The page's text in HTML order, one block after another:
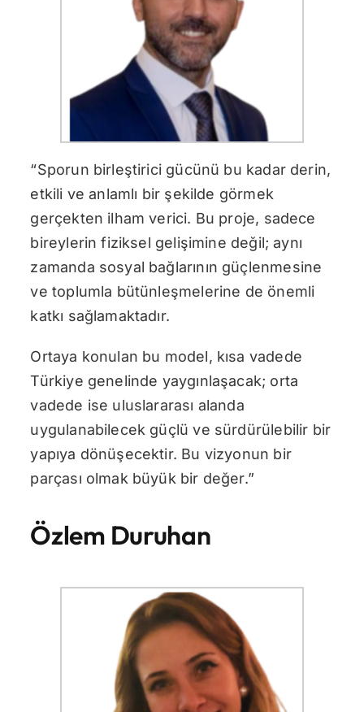
“Sporun birleştirici gücünü bu kadar derin,
etkili ve anlamlı bir şekilde görmek
gerçekten ilham verici. Bu proje, sadece
bireylerin fiziksel gelişimine değil; aynı
zamanda sosyal bağlarının güçlenmesine
ve toplumla bütünleşmelerine de önemli
katkı sağlamaktadır.
Ortaya konulan bu model, kısa vadede
Türkiye genelinde yaygınlaşacak; orta
vadede ise uluslararası alanda
uygulanabilecek güçlü ve sürdürülebilir bir
yapıya dönüşecektir. Bu vizyonun bir
parçası olmak büyük bir değer.”
Özlem Duruhan